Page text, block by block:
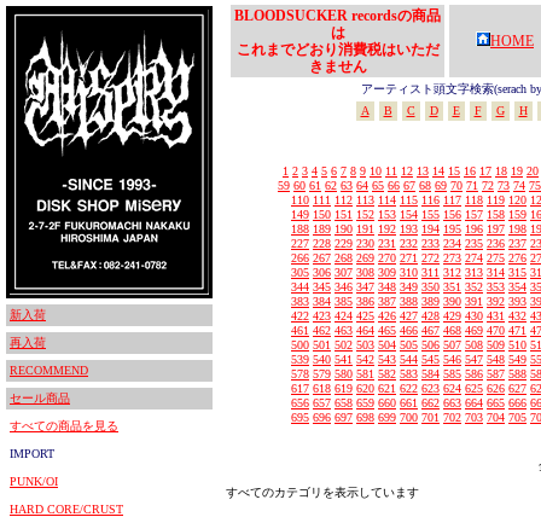
新入荷
再入荷
RECOMMEND
セール商品
すべての商品を見る
IMPORT
PUNK/OI
HARD CORE/CRUST
BLOODSUCKER recordsの商品
は
これまでどおり消費税はいただ
きません
HOME
アーティスト頭文字検索(serach
A
B C D E F G H
1 2 3 4 5 6 7 8 9 10 11 12 13 14 15 16 17 18 19 20
59 60 61 62 63 64 65 66 67 68 69 70 71 72 73 74 75
110 111 112 113 114 115 116 117 118 119 120
149 150 151 152 153 154 155 156 157 158 159
188 189 190 191 192 193 194 195 196 197 198
227 228 229 230 231 232 233 234 235 236 237
266 267 268 269 270 271 272 273 274 275 276
305 306 307 308 309 310 311 312 313 314 315
344 345 346 347 348 349 350 351 352 353 354
383 384 385 386 387 388 389 390 391 392 393
422 423 424 425 426 427 428 429 430 431 432
461 462 463 464 465 466 467 468 469 470 471
500 501 502 503 504 505 506 507 508 509 510
539 540 541 542 543 544 545 546 547 548 549
578 579 580 581 582 583 584 585 586 587 588
617 618 619 620 621 622 623 624 625 626 627
656 657 658 659 660 661 662 663 664 665 666
695 696 697 698 699 700 701 702 703 704 705
すべてのカテゴリを表示しています